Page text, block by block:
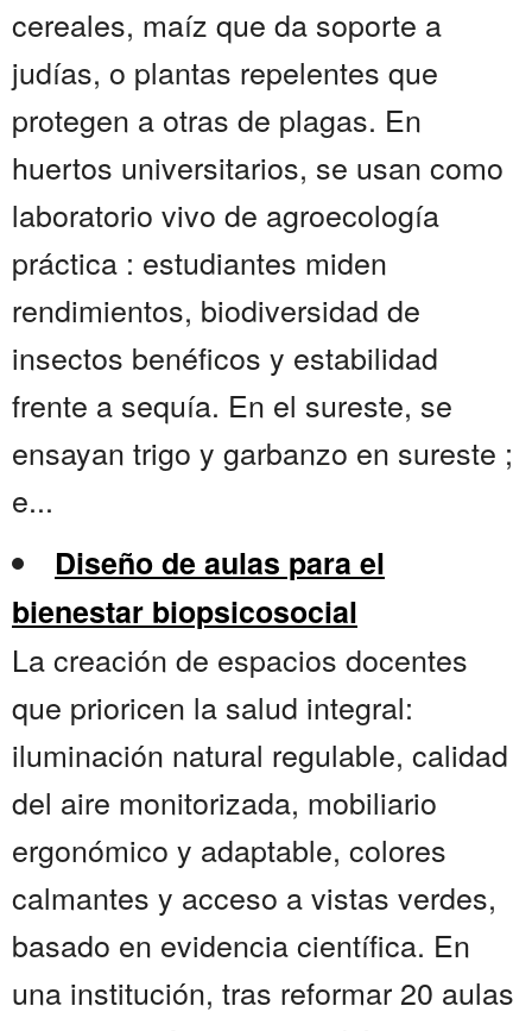
cereales, maíz que da soporte a
judías, o plantas repelentes que
protegen a otras de plagas. En
huertos universitarios, se usan como
laboratorio vivo de agroecología
práctica : estudiantes miden
rendimientos, biodiversidad de
insectos benéficos y estabilidad
frente a sequía. En el sureste, se
ensayan trigo y garbanzo en sureste ;
e...
Diseño de aulas para el
bienestar biopsicosocial
La creación de espacios docentes
que prioricen la salud integral:
iluminación natural regulable, calidad
del aire monitorizada, mobiliario
ergonómico y adaptable, colores
calmantes y acceso a vistas verdes,
basado en evidencia científica. En
una institución, tras reformar 20 aulas